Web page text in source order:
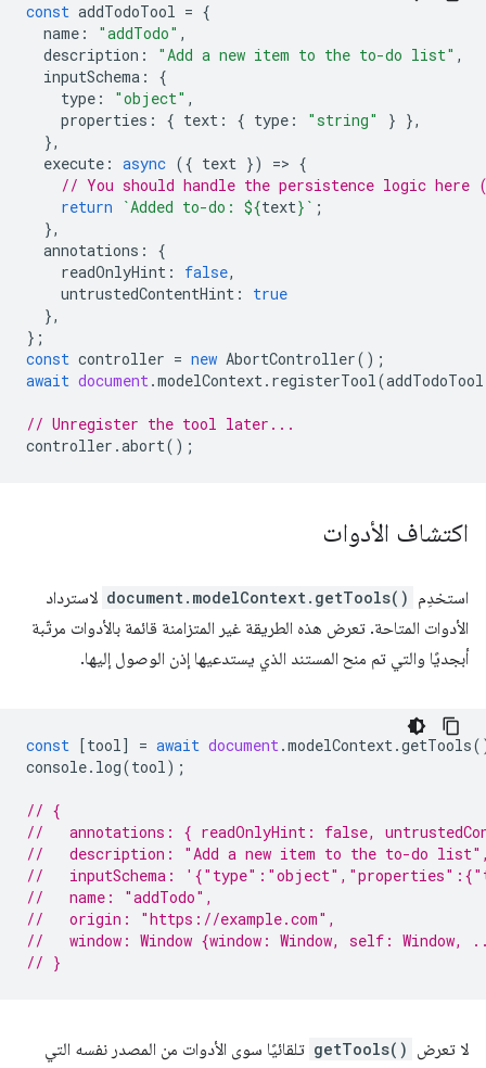
const addTodoTool = {
name : "addTodo" ,
description : "Add a new item to the to-do list" ,
inputSchema :
{
type : "object" ,
properties : { text : { type : "string" } },
},
execute : async ({ text }) => {
// You should handle the persistence logic here
return
`Added to-do: ${text} ` ;
},
annotations :
{
readOnlyHint : false,
untrustedContentHint :
true
},
};
const controller = new AbortController();
await document.modelContext. registerTool(addTodoTool
// Unregister the tool later...
controller .abort();
اكتشاف الأدوات
استخدِم document.modelContext.getTools() لاسترداد
الأدوات المتاحة. تعرض هذه الطريقة غير المتزامنة قائمة بالأدوات مرتّبة
أبجديًا والتي تم منح المستند الذي يستدعيها إذن الوصول إليها.
const [tool] = await document.modelContext.getTools
console. log(tool);
// {
//   annotations: { readOnlyHint: false,
//   description: "Add a new item to the to-do
//   inputSchema:
//   name: "addTodo",
//   origin: "https://example.com",
//   window: Window {window: Window, self: Window,
// }
لا تعرض getTools() تلقائيًا سوى الأدوات من المصدر نفسه التي